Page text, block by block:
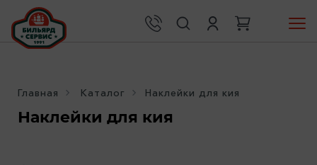
Главная Каталог Наклейки для кия
Наклейки для кия